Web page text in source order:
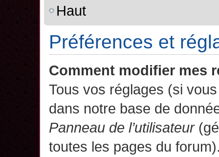
Haut
Préférences et
Comment modifier mes
Tous vos réglages (si
dans notre base de
Panneau de l’utilisateur
toutes les pages du